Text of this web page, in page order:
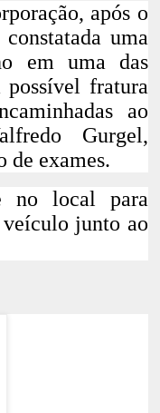
após o
uma
em uma das
fratura
ao
Gurgel,
de exames.
no local para
veículo junto ao